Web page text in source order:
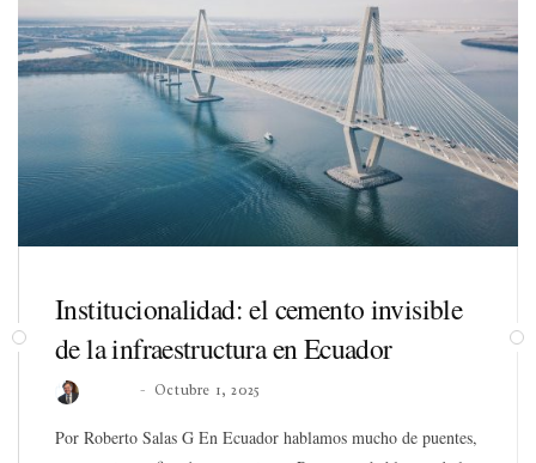
Institucionalidad: el cemento invisible
de la infraestructura en Ecuador
Octubre 1, 2025
Por Roberto Salas G En Ecuador hablamos mucho de puentes,